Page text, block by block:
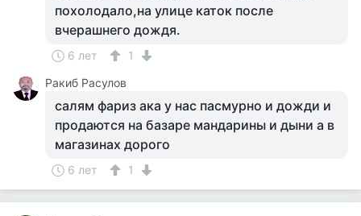
похолодало,на улице каток после
вчерашнего дождя.
6 лет
1
Ракиб Расулов
салям фариз ака у нас пасмурно и дожди и
продаются на базаре мандарины и дыни а в
магазинах дорого
6 лет 1